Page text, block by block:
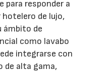
para responder a
de lujo,
ámbito de
como lavabo
integrarse con
de alta gama,